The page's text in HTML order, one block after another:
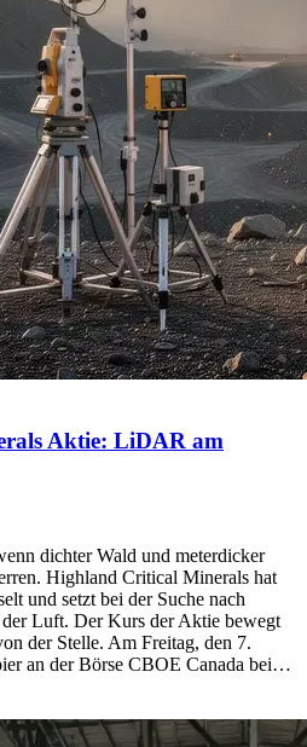
Aktie: LiDAR am
dichter Wald und meterdicker
Highland Critical Minerals hat
und setzt bei der Suche nach
Luft. Der Kurs der Aktie bewegt
der Stelle. Am Freitag, den 7.
an der Börse CBOE Canada bei…